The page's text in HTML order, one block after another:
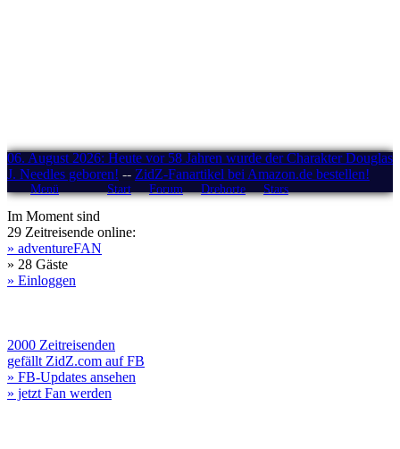
06. August 2026: Heute vor 58 Jahren wurde der Charakter Douglas
J. Needles geboren! -- ZidZ-Fanartikel bei Amazon.de bestellen!
Menü Start Forum Drehorte Stars
Im Moment sind
29 Zeitreisende online:
» adventureFAN
» 28 Gäste
» Einloggen
2000 Zeitreisenden
gefällt ZidZ.com auf FB
» FB-Updates ansehen
» jetzt Fan werden